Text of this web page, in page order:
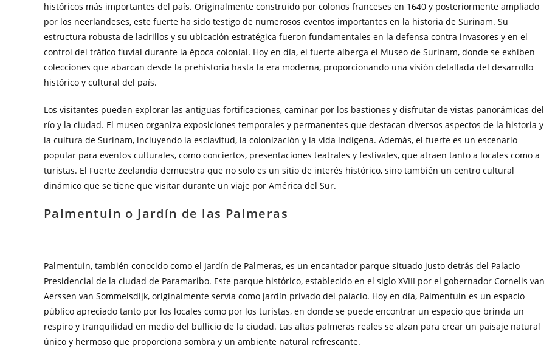
históricos más importantes del país. Originalmente construido por colonos franceses en 1640 y posteriormente ampliado
por los neerlandeses, este fuerte ha sido testigo de numerosos eventos importantes en la historia de Surinam. Su
estructura robusta de ladrillos y su ubicación estratégica fueron fundamentales en la defensa contra invasores y en el
control del tráfico fluvial durante la época colonial. Hoy en día, el fuerte alberga el Museo de Surinam, donde se exhiben
colecciones que abarcan desde la prehistoria hasta la era moderna, proporcionando una visión detallada del desarrollo
histórico y cultural del país.
Los visitantes pueden explorar las antiguas fortificaciones, caminar por los bastiones y disfrutar de vistas panorámicas del
río y la ciudad. El museo organiza exposiciones temporales y permanentes que destacan diversos aspectos de la historia y
la cultura de Surinam, incluyendo la esclavitud, la colonización y la vida indígena. Además, el fuerte es un escenario
popular para eventos culturales, como conciertos, presentaciones teatrales y festivales, que atraen tanto a locales como a
turistas. El Fuerte Zeelandia demuestra que no solo es un sitio de interés histórico, sino también un centro cultural
dinámico que se tiene que visitar durante un viaje por América del Sur.
Palmentuin o Jardín de las Palmeras
Palmentuin, también conocido como el Jardín de Palmeras, es un encantador parque situado justo detrás del Palacio
Presidencial de la ciudad de Paramaribo. Este parque histórico, establecido en el siglo XVIII por el gobernador Cornelis van
Aerssen van Sommelsdijk, originalmente servía como jardín privado del palacio. Hoy en día, Palmentuin es un espacio
público apreciado tanto por los locales como por los turistas, en donde se puede encontrar un espacio que brinda un
respiro y tranquilidad en medio del bullicio de la ciudad. Las altas palmeras reales se alzan para crear un paisaje natural
único y hermoso que proporciona sombra y un ambiente natural refrescante.